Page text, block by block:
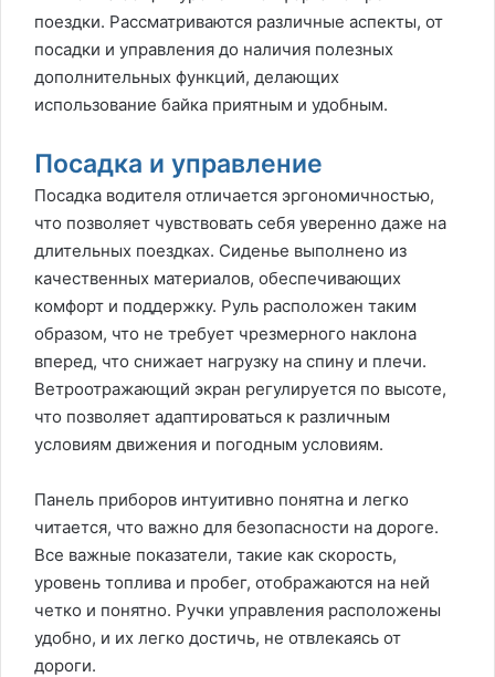
поездки. Рассматриваются различные аспекты, от
посадки и управления до наличия полезных
дополнительных функций, делающих
использование байка приятным и удобным.
Посадка и управление
Посадка водителя отличается эргономичностью,
что позволяет чувствовать себя уверенно даже на
длительных поездках. Сиденье выполнено из
качественных материалов, обеспечивающих
комфорт и поддержку. Руль расположен таким
образом, что не требует чрезмерного наклона
вперед, что снижает нагрузку на спину и плечи.
Ветроотражающий экран регулируется по высоте,
что позволяет адаптироваться к различным
условиям движения и погодным условиям.
Панель приборов интуитивно понятна и легко
читается, что важно для безопасности на дороге.
Все важные показатели, такие как скорость,
уровень топлива и пробег, отображаются на ней
четко и понятно. Ручки управления расположены
удобно, и их легко достичь, не отвлекаясь от
дороги.